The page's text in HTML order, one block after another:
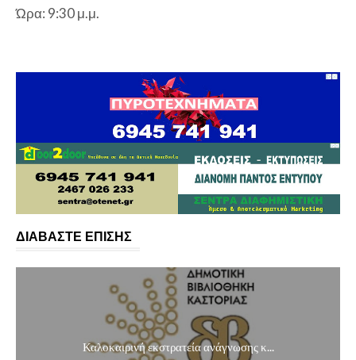
Ώρα: 9:30 μ.μ.
ΔΙΑΒΑΣΤΕ ΕΠΙΣΗΣ
Καλοκαιρινή εκστρατεία ανάγνωσης κ...